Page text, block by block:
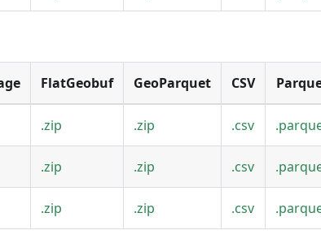
FlatGeobuf GeoParquet CSV
.zip .zip .csv
.zip .zip .csv
.zip .zip .csv